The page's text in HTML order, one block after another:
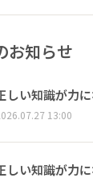
お知らせ
しい知識が力
13:00
しい知識が力